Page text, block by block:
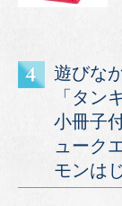
遊びな
「タン
小冊子
ューク
モンは